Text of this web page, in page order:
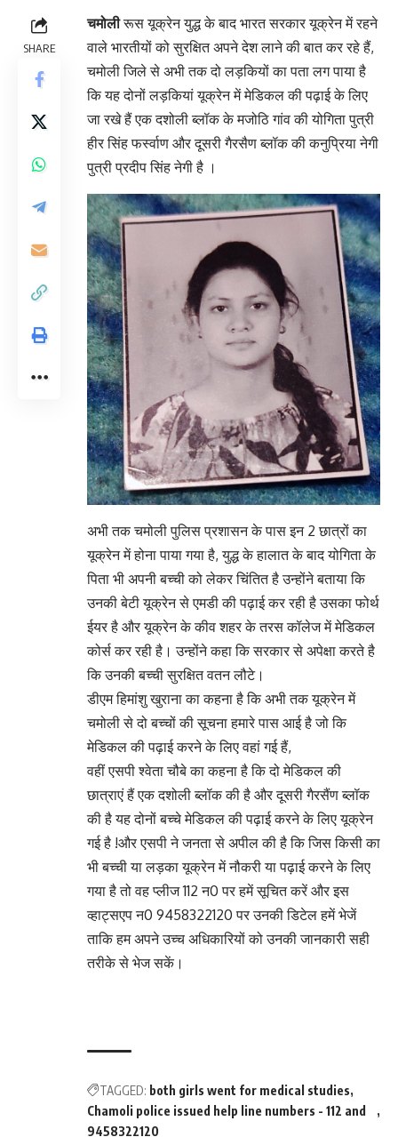
SHARE
चमोलीरूस यूक्रेन युद्ध के बाद भारत सरकार यूक्रेन में रहने
वाले भारतीयों को सुरक्षित अपने देश लाने की बात कर रहे हैं,
चमोली जिले से अभी तक दो लड़कियों का पता लग पाया है
कि यह दोनों लड़कियां यूक्रेन में मेडिकल की पढ़ाई के लिए
जा रखे हैं एक दशोली ब्लॉक के मजोठि गांव की योगिता पुत्री
हीर सिंह फर्स्वाण और दूसरी गैरसैण ब्लॉक की कनुप्रिया नेगी
पुत्री प्रदीप सिंह नेगी है ।
अभी तक चमोली पुलिस प्रशासन के पास इन 2 छात्रों का
यूक्रेन में होना पाया गया है, युद्ध के हालात के बाद योगिता के
पिता भी अपनी बच्ची को लेकर चिंतित है उन्होंने बताया कि
उनकी बेटी यूक्रेन से एमडी की पढ़ाई कर रही है उसका फोर्थ
ईयर है और यूक्रेन के कीव शहर के तरस कॉलेज में मेडिकल
कोर्स कर रही है। उन्होंने कहा कि सरकार से अपेक्षा करते है
कि उनकी बच्ची सुरक्षित वतन लौटे।
डीएम हिमांशु खुराना का कहना है कि अभी तक यूक्रेन में
चमोली से दो बच्चों की सूचना हमारे पास आई है जो कि
मेडिकल की पढ़ाई करने के लिए वहां गई हैं,
वहीं एसपी श्वेता चौबे का कहना है कि दो मेडिकल की
छात्राएं हैं एक दशोली ब्लॉक की है और दूसरी गैरसैंण ब्लॉक
की है यह दोनों बच्चे मेडिकल की पढ़ाई करने के लिए यूक्रेन
गई है !और एसपी ने जनता से अपील की है कि जिस किसी का
भी बच्ची या लड़का यूक्रेन में नौकरी या पढ़ाई करने के लिए
गया है तो वह प्लीज 112 न0 पर हमें सूचित करें और इस
व्हाट्सएप न0 9458322120 पर उनकी डिटेल हमें भेजें
ताकि हम अपने उच्च अधिकारियों को उनकी जानकारी सही
तरीके से भेज सकें।
TAGGED: both girls went for medical studies
Chamoli police issued help line numbers - 112 and
9458322120